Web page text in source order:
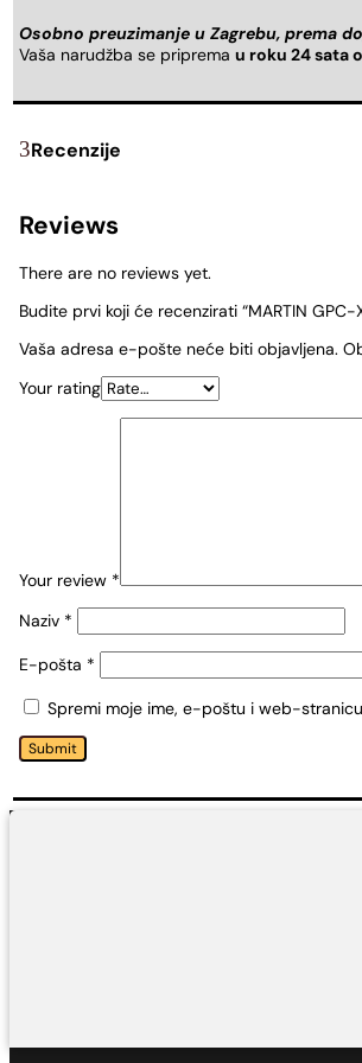
Osobno preuzimanje u Zagrebu, prema
Vaša narudžba se priprema u roku 24 sata
Recenzije
Reviews
There are no reviews yet.
Budite prvi koji će recenzirati “MARTIN
Vaša adresa e-pošte neće biti objavljena.
Your rating
Your review *
Naziv *
E-pošta *
Spremi moje ime, e-poštu i web-
Submit